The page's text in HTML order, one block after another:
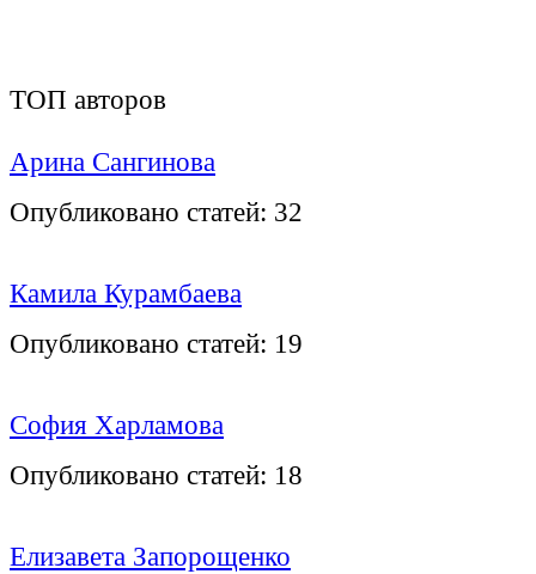
ТОП авторов
Арина Сангинова
Опубликовано статей: 32
Камила Курамбаева
Опубликовано статей: 19
София Харламова
Опубликовано статей: 18
Елизавета Запорощенко